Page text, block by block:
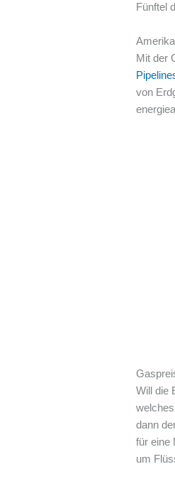
Fünftel
Mit der
von
Will die
dann
für eine
um